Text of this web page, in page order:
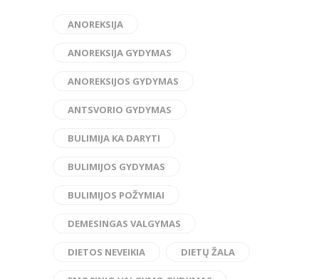
ANOREKSIJA
ANOREKSIJA GYDYMAS
ANOREKSIJOS GYDYMAS
ANTSVORIO GYDYMAS
BULIMIJA KA DARYTI
BULIMIJOS GYDYMAS
BULIMIJOS POŽYMIAI
DEMESINGAS VALGYMAS
DIETOS NEVEIKIA DIETŲ ŽALA